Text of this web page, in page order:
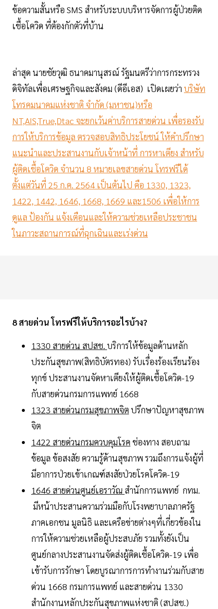
ข้อความสั้นหรือ SMS สำหรับระบบบริหารจัดการผู้ป่วยติด
เชื้อโควิด ที่ต้องกักตัวที่บ้าน
ล่าสุด นายชัยวุฒิ ธนาคมานุสรณ์ รัฐมนตรีว่าการกระทรวง
ดิจิทัลเพื่อเศรษฐกิจและสังคม (ดีอีเอส) เปิดเผยว่า บริษัท
โทรคมนาคมแห่งชาติ จำกัด (มหาชน)หรือ
NT,AIS,True,Dtac จะยกเว้นค่าบริการสายด่วน เพื่อรองรับ
การให้บริการข้อมูล ตรวจสอบสิทธิประโยชน์ ให้คำปรึกษา
แนะนำและประสานงานกับเจ้าหน้าที่ การหาเตียง สำหรับ
ผู้ติดเชื้อโควิด จำนวน 8 หมายเลขสายด่วน โทรฟรีได้
ตั้งแต่วันที่ 25 ก.ค. 2564 เป็นต้นไป คือ 1330, 1323,
1422, 1442, 1646, 1668, 1669 และ1506 เพื่อให้การ
ดูแล ป้องกัน แจ้งเตือนและให้ความช่วยเหลือประชาชน
ในภาวะสถานการณ์ที่ฉุกเฉินและเร่งด่วน
8 สายด่วน โทรฟรีให้บริการอะไรบ้าง?
1330 สายด่วน สปสช. บริการให้ข้อมูลด้านหลัก
ประกันสุขภาพ(สิทธิบัตรทอง) รับเรื่องร้องเรียนร้อง
ทุกข์ ประสานงานจัดหาเตียงให้ผู้ติดเชื้อโควิด-19
กับสายด่วนกรมการแพทย์ 1668
1323 สายด่วนกรมสุขภาพจิต ปรึกษาปัญหาสุขภาพ
จิต
1422 สายด่วนกรมควบคุมโรค ช่องทาง สอบถาม
ข้อมูล ข้อสงสัย ความรู้ด้านสุขภาพ รวมถึงการแจ้งผู้ที่
มีอาการป่วยเข้าเกณฑ์สงสัยป่วยโรคโควิด-19
1646 สายด่วนศูนย์เอราวัณ สำนักการแพทย์ กทม.
มีหน้าประสานความร่วมมือกับโรงพยาบาลภาครัฐ
ภาคเอกชน มูลนิธิ และเครือข่ายต่างๆที่เกี่ยวข้องใน
การให้ความช่วยเหลือผู้ประสบภัย รวมทั้งยังเป็น
ศูนย์กลางประสานงานจัดส่งผู้ติดเชื้อโควิด-19 เพื่อ
เข้ารับการรักษา โดยบูรณาการการทำงานร่วมกับสาย
ด่วน 1668 กรมการแพทย์ และสายด่วน 1330
สำนักงานหลักประกันสุขภาพแห่งชาติ (สปสช.)